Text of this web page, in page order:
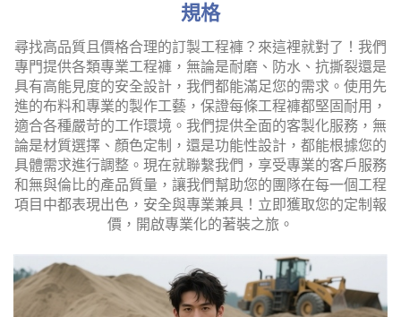
規格
尋找高品質且價格合理的訂製工程褲？來這裡就對了！我們
專門提供各類專業工程褲，無論是耐磨、防水、抗撕裂還是
具有高能見度的安全設計，我們都能滿足您的需求。使用先
進的布料和專業的製作工藝，保證每條工程褲都堅固耐用，
適合各種嚴苛的工作環境。我們提供全面的客製化服務，無
論是材質選擇、顏色定制，還是功能性設計，都能根據您的
具體需求進行調整。現在就聯繫我們，享受專業的客戶服務
和無與倫比的產品質量，讓我們幫助您的團隊在每一個工程
項目中都表現出色，安全與專業兼具！立即獲取您的定制報
價，開啟專業化的著裝之旅。